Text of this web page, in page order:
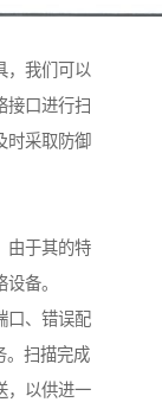
，我们可以
接口进行扫
时采取防御
由于其的特
备。
口、错误配
。扫描完成
，以供进一